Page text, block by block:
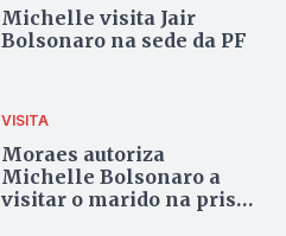
Michelle visita Jair
Bolsonaro na sede da PF
VISITA
Moraes autoriza
Michelle Bolsonaro a
visitar o marido na prisão